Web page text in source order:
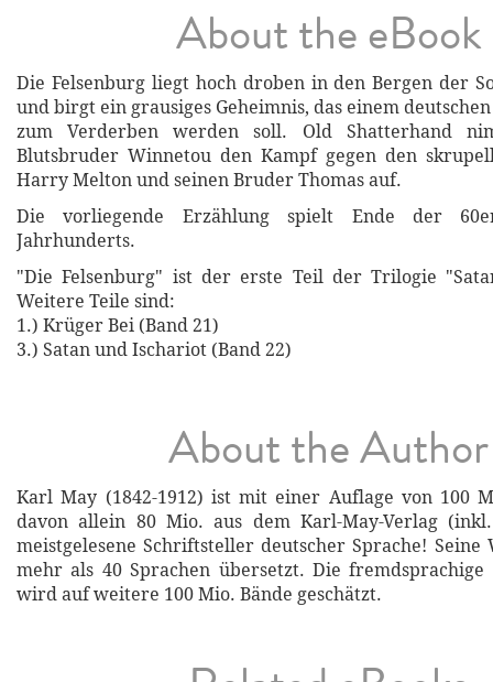
About the eBook
Die Felsenburg liegt hoch droben in den Bergen der
und birgt ein grausiges Geheimnis, das einem
zum Verderben werden soll. Old Shatterhand
Blutsbruder Winnetou den Kampf gegen den
Harry Melton und seinen Bruder Thomas auf.
Die vorliegende Erzählung spielt Ende der
Jahrhunderts.
"Die Felsenburg" ist der erste Teil der Trilogie
Weitere Teile sind:
1.) Krüger Bei (Band 21)
3.) Satan und Ischariot (Band 22)
About the Author
Karl May (1842-1912) ist mit einer Auflage von 100
davon allein 80 Mio. aus dem Karl-May-Verlag
meistgelesene Schriftsteller deutscher Sprache!
mehr als 40 Sprachen übersetzt. Die
wird auf weitere 100 Mio. Bände geschätzt.